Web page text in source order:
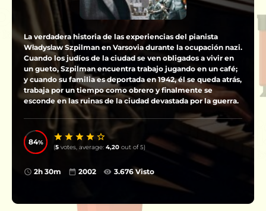
La verdadera historia de las experiencias del pianista
Władysław Szpilman en Varsovia durante la ocupación nazi.
Cuando los judíos de la ciudad se ven obligados a vivir en
un gueto, Szpilman encuentra trabajo jugando en un café;
y cuando su familia es deportada en 1942, él se queda atrás,
trabaja por un tiempo como obrero y finalmente se
esconde en las ruinas de la ciudad devastada por la guerra.
84
(5 votes, average: 4,20 out of 5)
2h 30m 2002 3.676 Visto